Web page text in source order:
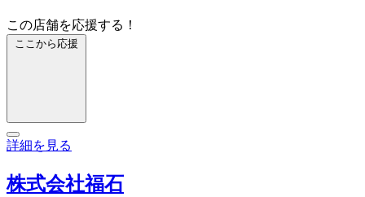
この店舗を応援する！
ここから応援
詳細を見る
株式会社福石